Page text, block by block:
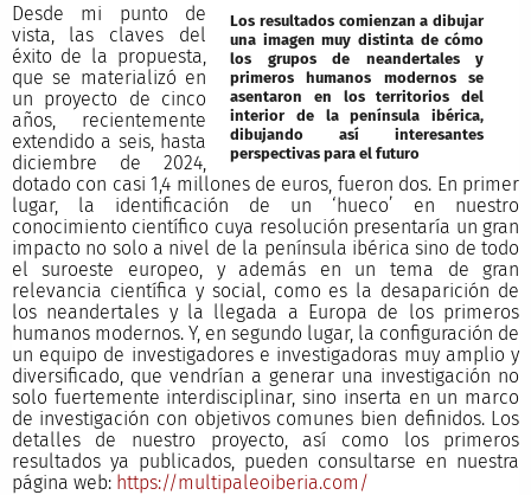
Los resultados comienzan a dibujar
una imagen muy distinta de cómo
los grupos de neandertales y
primeros humanos modernos se
asentaron en los territorios del
interior de la península ibérica,
dibujando así interesantes
perspectivas para el futuro
Desde mi punto de
vista, las claves del
éxito de la propuesta,
que se materializó en
un proyecto de cinco
años, recientemente
extendido a seis, hasta
diciembre de 2024,
dotado con casi 1,4 millones de euros, fueron dos. En primer
lugar, la identificación de un ‘hueco’ en nuestro
conocimiento científico cuya resolución presentaría un gran
impacto no solo a nivel de la península ibérica sino de todo
el suroeste europeo, y además en un tema de gran
relevancia científica y social, como es la desaparición de
los neandertales y la llegada a Europa de los primeros
humanos modernos. Y, en segundo lugar, la configuración de
un equipo de investigadores e investigadoras muy amplio y
diversificado, que vendrían a generar una investigación no
solo fuertemente interdisciplinar, sino inserta en un marco
de investigación con objetivos comunes bien definidos. Los
detalles de nuestro proyecto, así como los primeros
resultados ya publicados, pueden consultarse en nuestra
página web: https://multipaleoiberia.com/